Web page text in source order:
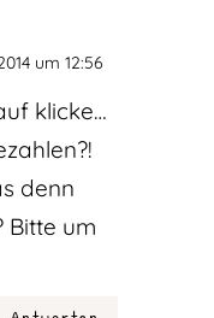
um 12:56
klicke…
denn
Bitte um